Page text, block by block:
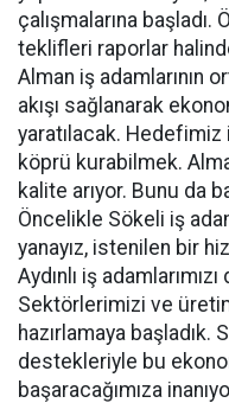
çalışmalarına başladı.
teklifleri raporlar
Alman iş adamlarının
akışı sağlanarak
yaratılacak.
köprü kurabilmek.
kalite arıyor. Bunu da
Öncelikle Sökeli iş
yanayız, istenilen bir
Aydınlı iş
Sektörlerimizi ve
hazırlamaya başladık.
destekleriyle bu
başaracağımıza